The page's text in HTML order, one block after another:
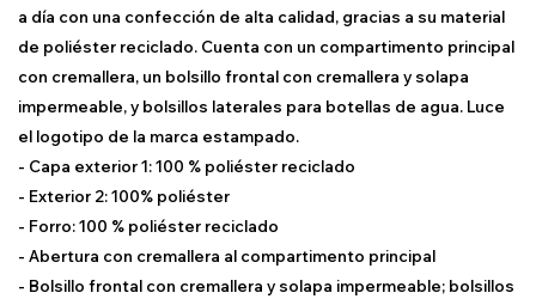
a día con una confección de alta calidad, gracias a su material
de poliéster reciclado. Cuenta con un compartimento principal
con cremallera, un bolsillo frontal con cremallera y solapa
impermeable, y bolsillos laterales para botellas de agua. Luce
el logotipo de la marca estampado.
- Capa exterior 1: 100 % poliéster reciclado
- Exterior 2: 100% poliéster
- Forro: 100 % poliéster reciclado
- Abertura con cremallera al compartimento principal
- Bolsillo frontal con cremallera y solapa impermeable; bolsillos